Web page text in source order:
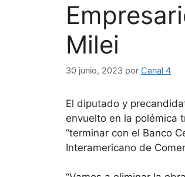
Milei
30 junio, 2023 por Canal 4
El diputado y
envuelto en la polémica
“terminar con el Banco
Interamericano de